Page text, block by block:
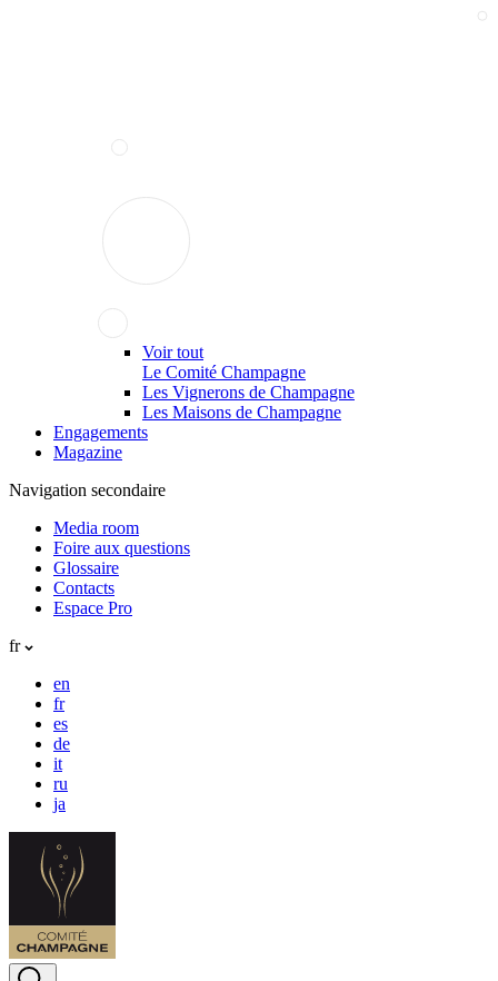
Voir tout
Le Comité Champagne
Les Vignerons de Champagne
Les Maisons de Champagne
Engagements
Magazine
Navigation secondaire
Media room
Foire aux questions
Glossaire
Contacts
Espace Pro
fr
en
fr
es
de
it
ru
ja